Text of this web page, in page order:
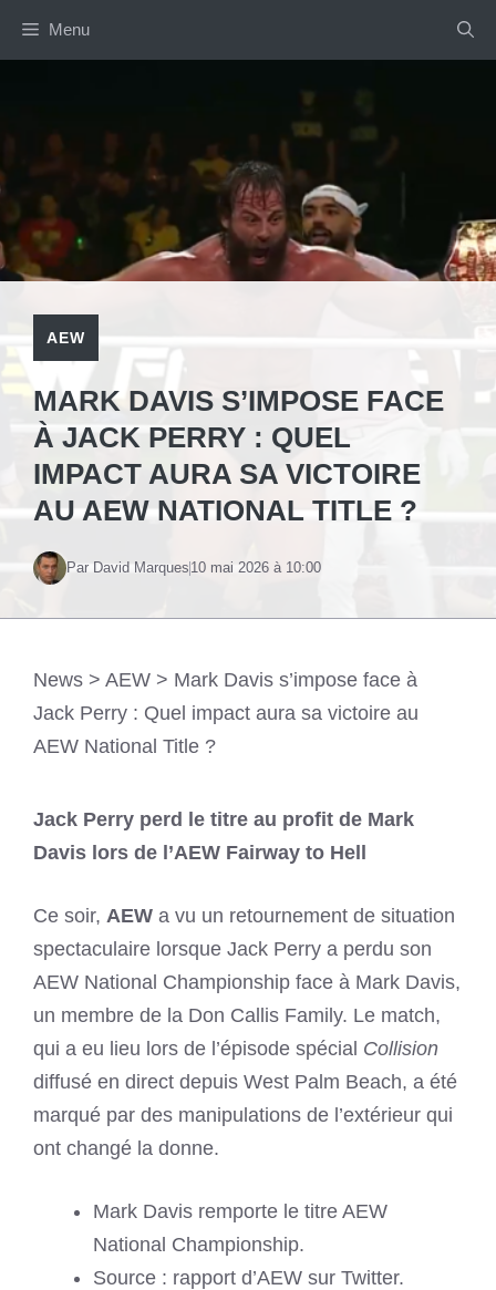
Menu
AEW
MARK DAVIS S’IMPOSE FACE
À JACK PERRY : QUEL
IMPACT AURA SA VICTOIRE
AU AEW NATIONAL TITLE ?
Par David Marques 10 mai 2026 à 10:00
News > AEW > Mark Davis s’impose face à
Jack Perry : Quel impact aura sa victoire au
AEW National Title ?
Jack Perry perd le titre au profit de Mark
Davis lors de l’AEW Fairway to Hell
Ce soir, AEW a vu un retournement de situation
spectaculaire lorsque Jack Perry a perdu son
AEW National Championship face à Mark Davis,
un membre de la Don Callis Family. Le match,
qui a eu lieu lors de l’épisode spécial Collision
diffusé en direct depuis West Palm Beach, a été
marqué par des manipulations de l’extérieur qui
ont changé la donne.
Mark Davis remporte le titre AEW
National Championship.
Source : rapport d’AEW sur Twitter.